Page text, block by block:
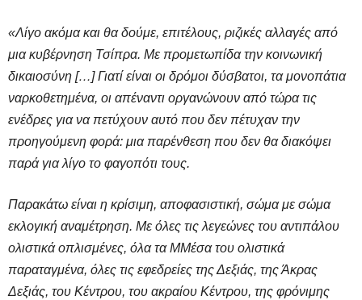
«Λίγο ακόμα και θα δούμε, επιτέλους, ριζικές αλλαγές από
μια κυβέρνηση Τσίπρα. Με προμετωπίδα την κοινωνική
δικαιοσύνη […]Γιατί είναι οι δρόμοι δύσβατοι, τα μονοπάτια
ναρκοθετημένα, οι απέναντι οργανώνουν από τώρα τις
ενέδρες για να πετύχουν αυτό που δεν πέτυχαν την
προηγούμενη φορά: μια παρένθεση που δεν θα διακόψει
παρά για λίγο το φαγοπότι τους.
Παρακάτω είναι η κρίσιμη, αποφασιστική, σώμα με σώμα
εκλογική αναμέτρηση. Με όλες τις λεγεώνες του αντιπάλου
ολιστικά οπλισμένες, όλα τα ΜΜέσα του ολιστικά
παραταγμένα, όλες τις εφεδρείες της Δεξιάς, της Άκρας
Δεξιάς, του Κέντρου, του ακραίου Κέντρου, της φρόνιμης